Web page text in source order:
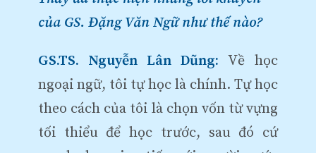
của GS. Đặng Văn Ngữ như thế nào?
GS.TS. Nguyễn Lân Dũng: Về học
ngoại ngữ, tôi tự học là chính. Tự học
theo cách của tôi là chọn vốn từ vựng
tối thiểu để học trước, sau đó cứ